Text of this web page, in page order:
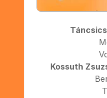
Kossuth